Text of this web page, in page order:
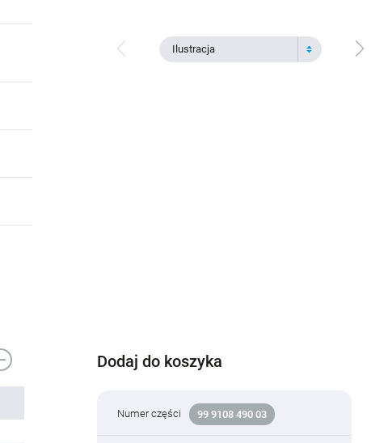
Ilustracja
Dodaj do koszyka
Numer części 99 9108 490 03